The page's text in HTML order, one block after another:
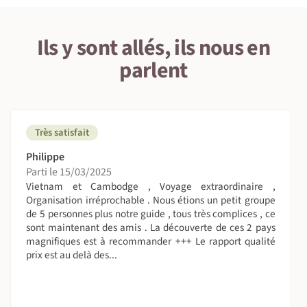
toujours possibles, dans ces moments adoptez la
Nomade attitude : patience et tolérance.
Ils y sont allés, ils nous en
parlent
Très satisfait
Philippe
Parti le 15/03/2025
Vietnam et Cambodge , Voyage extraordinaire ,
Organisation irréprochable . Nous étions un petit groupe
de 5 personnes plus notre guide , tous très complices , ce
sont maintenant des amis . La découverte de ces 2 pays
magnifiques est à recommander +++ Le rapport qualité
prix est au delà des...